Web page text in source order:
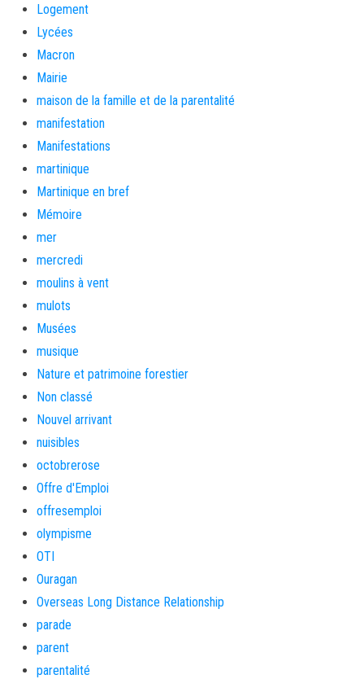
Logement
Lycées
Macron
Mairie
maison de la famille et de la parentalité
manifestation
Manifestations
martinique
Martinique en bref
Mémoire
mer
mercredi
moulins à vent
mulots
Musées
musique
Nature et patrimoine forestier
Non classé
Nouvel arrivant
nuisibles
octobrerose
Offre d'Emploi
offresemploi
olympisme
OTI
Ouragan
Overseas Long Distance Relationship
parade
parent
parentalité